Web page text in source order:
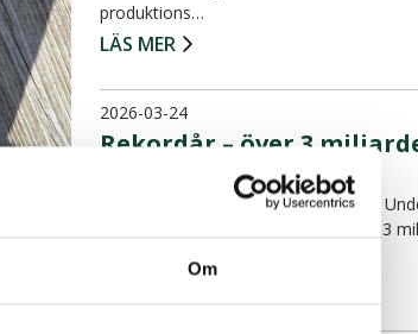
Om
produktions…
LÄS MER
2026-03-24
Rekordår – över 3
och flaskor pantade
Svenskarna pantar mer än någonsin.
passerades en ny milstolpe när över 3